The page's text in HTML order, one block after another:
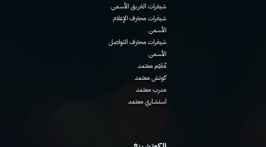
شيفرات الفريق الأسمى
شيفرات محترف الإعلام
الأسمى
شيفرات محترف التواصل
الأسمى
مُقيّم معتمد
كوتش معتمد
مدرب معتمد
استشاري معتمد